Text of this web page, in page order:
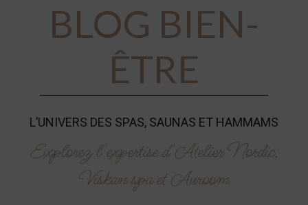
BLOG BIEN-
ÊTRE
L’UNIVERS DES SPAS, SAUNAS ET HAMMAMS
Explorez l'expertise d'Atelier Nordic,
Viskan spa et Auroom